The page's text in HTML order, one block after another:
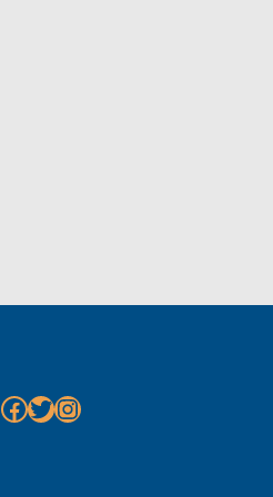
Facebook
Twitter
Instagram